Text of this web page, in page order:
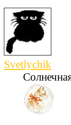
Svetlychik